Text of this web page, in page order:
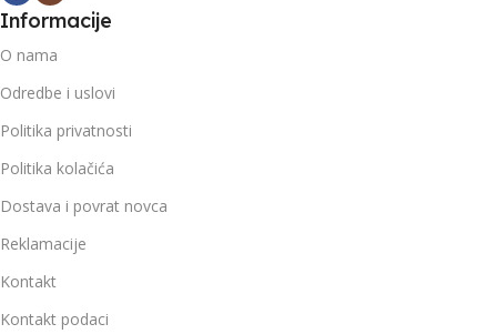
Informacije
O nama
Odredbe i uslovi
Politika privatnosti
Politika kolačića
Dostava i povrat novca
Reklamacije
Kontakt
Kontakt podaci